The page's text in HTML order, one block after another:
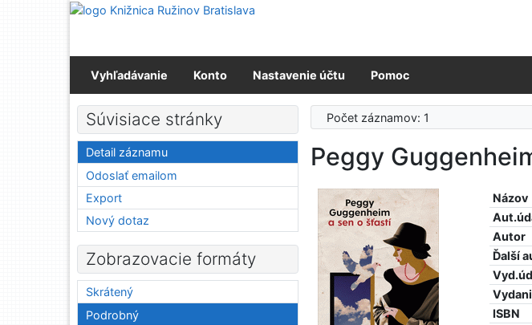
Prejsť na obsah
Vyhľadávanie Konto Nastavenie účtu Pomoc
Počet záznamov: 1
Peggy
Názov
Autor
Ďalší
ISBN
Súvisiace stránky
Detail záznamu
Odoslať emailom
Export
Nový dotaz
Zobrazovacie formáty
Skrátený
Podrobný